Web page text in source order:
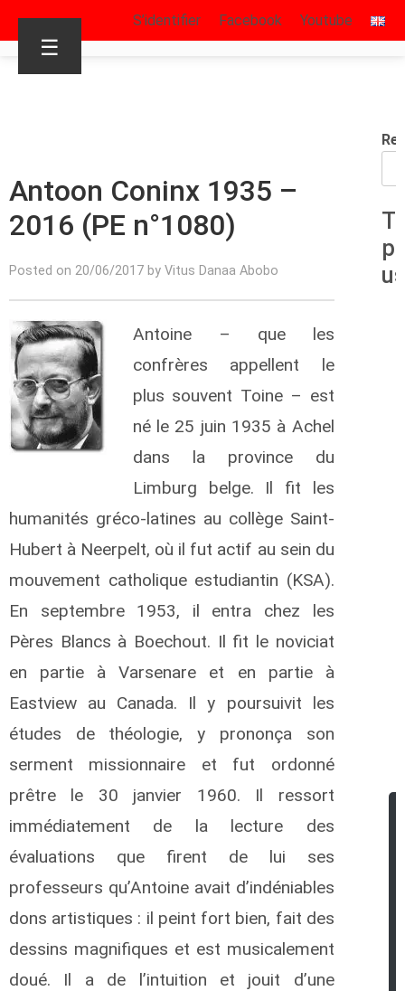
S’identifier Facebook Youtube
☰
Antoon Coninx 1935 –
2016 (PE n°1080)
Posted on 20/06/2017 by Vitus Danaa Abobo
Antoine – que les
confrères appellent le
plus souvent Toine – est
né le 25 juin 1935 à Achel
dans la province du
Limburg belge. Il fit les
humanités gréco-latines au collège Saint-
Hubert à Neerpelt, où il fut actif au sein du
mouvement catholique estudiantin (KSA).
En septembre 1953, il entra chez les
Pères Blancs à Boechout. Il fit le noviciat
en partie à Varsenare et en partie à
Eastview au Canada. Il y poursuivit les
études de théologie, y prononça son
serment missionnaire et fut ordonné
prêtre le 30 janvier 1960. Il ressort
immédiatement de la lecture des
évaluations que firent de lui ses
professeurs qu’Antoine avait d’indéniables
dons artistiques : il peint fort bien, fait des
dessins magnifiques et est musicalement
doué. Il a de l’intuition et jouit d’une
us